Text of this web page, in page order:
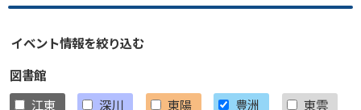
イベント情報を絞り込む
図書館
江東
深川 東陽 豊洲
東雲